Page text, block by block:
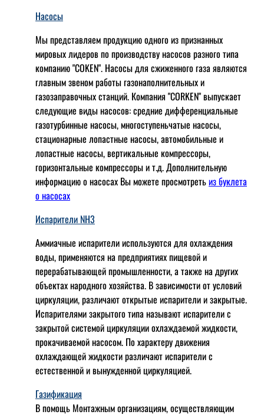
Насосы
Мы представляем продукцию одного из признанных
мировых лидеров по производству насосов разного типа
компанию "COKEN". Насосы для сжиженного газа являются
главным звеном работы газонаполнительных и
газозаправочных станций. Компания "CORKEN" выпускает
следующие виды насосов: cредние дифференциальные
газотурбинные насосы, многоступеньчатые насосы,
стационарные лопастные насосы, автомобильные и
лопaстные насосы, вертикальные компрессоры,
горизонтальные компрессоры и т.д. Дополнительную
информацию о насосах Вы можете просмотретьиз буклета
о насосах
Испарители NH3
Аммиачные испарители используются для охлаждения
воды, применяются на предприятиях пищевой и
перерабатывающей промышленности, а также на других
объектах народного хозяйства. В зависимости от условий
циркуляции, различают открытые испарители и закрытые.
Испарителями закрытого типа называют испарители с
закрытой системой циркуляции охлаждаемой жидкости,
прокачиваемой насосом. По характеру движения
охлаждающей жидкости различают испарители с
естественной и вынужденной циркуляцией.
Газификация
В помощь Монтажным организациям, осуществляющим